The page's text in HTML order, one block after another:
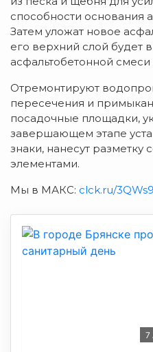
способности основания
Затем уложат новое
его верхний слой будет
асфальтобетонной смеси
Отремонтируют
пересечения и
посадочные площадки,
завершающем этапе
знаки, нанесут
элементами.
Мы в МАКС: clck.ru/
7